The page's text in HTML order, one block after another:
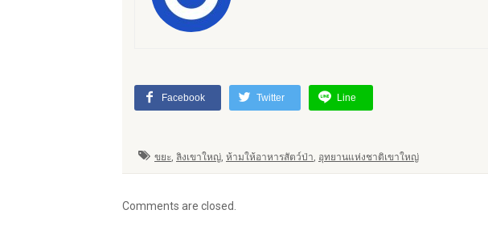
Facebook Twitter Line
ขยะ, ลิงเขาใหญ่, ห้ามให้อาหารสัตว์ป่า, อุทยานแห่งชาติเขาใหญ่
Comments are closed.